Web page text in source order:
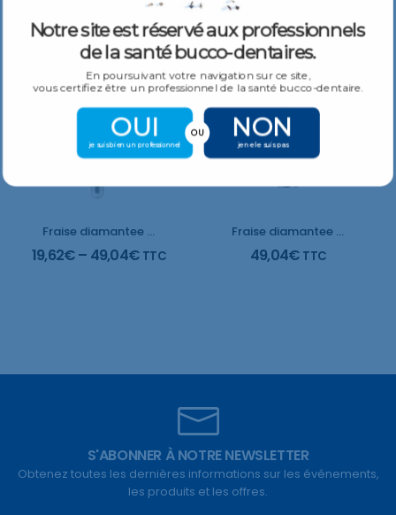
Fraise diamantee Boule
19,62€– 49,04€ TTC
Fraise diamantee Boule conique avec collier, long, carbure
49,04€ TTC
S'ABONNER À NOTRE NEWSLETTER
Obtenez toutes les dernières informations sur les événements,
les produits et les offres.
Notre site est réservé aux professionnels
de la santé bucco-dentaires.
En poursuivant votre navigation sur ce site,
vous certifiez être un professionnel de la santé bucco-dentaire.
OUI
je suis bien un professionnel
NON
je ne le suis pas
OU